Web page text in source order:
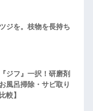
ジを。枝物を長持ち
ジフ』一択！研磨剤
風呂掃除・サビ取り
較】